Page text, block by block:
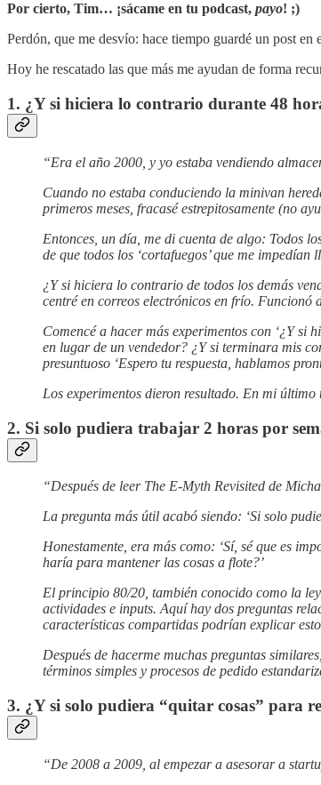
Por cierto, Tim… ¡sácame en tu podcast, payo! ;)
Perdón, que me desvío: hace tiempo guardé un post
Hoy he rescatado las que más me ayudan de forma
1. ¿Y si hiciera lo contrario durante 48
“Era el año 2000, y yo estaba vendiendo
Cuando no estaba conduciendo la minivan
primeros meses, fracasé estrepitosamente (no
Entonces, un día, me di cuenta de algo: Todos
de que todos los ‘cortafuegos’ que me
¿Y si hiciera lo contrario de todos los demás
centré en correos electrónicos en frío. Funcionó
Comencé a hacer más experimentos con ‘¿Y
en lugar de un vendedor? ¿Y si terminara mis
presuntuoso ‘Espero tu respuesta, hablamos
Los experimentos dieron resultado. En mi
2. Si solo pudiera trabajar 2 horas por
“Después de leer The E-Myth Revisited de
La pregunta más útil acabó siendo: ‘Si solo
Honestamente, era más como: ‘Sí, sé que es
haría para mantener las cosas a flote?’
El principio 80/20, también conocido como la
actividades e inputs. Aquí hay dos preguntas
características compartidas podrían explicar
Después de hacerme muchas preguntas
términos simples y procesos de pedido
3. ¿Y si solo pudiera “quitar cosas” para
“De 2008 a 2009, al empezar a asesorar a